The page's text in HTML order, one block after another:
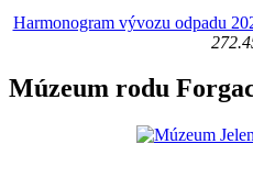
Harmonogram vývozu odpadu
Múzeum rodu